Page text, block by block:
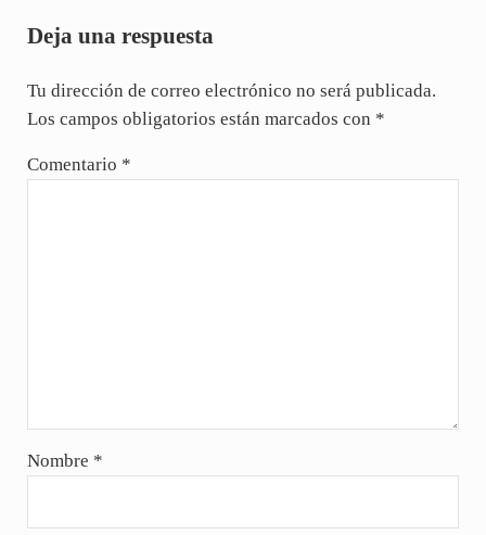
Deja una respuesta
Tu dirección de correo electrónico no será publicada.
Los campos obligatorios están marcados con *
Comentario *
Nombre *